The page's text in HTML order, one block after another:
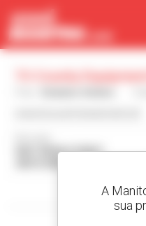
8461 MAIN STREET
Visualizar
Painel de Gerenciamento de
A
sua